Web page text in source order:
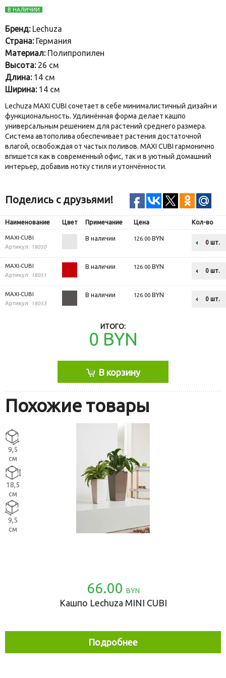
В НАЛИЧИИ
Бренд:Lechuza
Страна:Германия
Материал:Полипропилен
Высота:26 см
Длина:14 см
Ширина:14 см
Lechuza MAXI CUBI сочетает в себе минималистичный дизайн и
функциональность. Удлинённая форма делает кашпо
универсальным решением для растений среднего размера.
Система автополива обеспечивает растения достаточной
влагой, освобождая от частых поливов. MAXI CUBI гармонично
впишется как в современный офис, так и в уютный домашний
интерьер, добавив нотку стиля и утончённости.
Поделись с друзьями!
Наименование Цвет Примечание Цена Кол-во
MAXI-CUBI
Артикул: 18050
В наличии 126.00 BYN
шт.
MAXI-CUBI
Артикул: 18051
В наличии 126.00 BYN
шт.
MAXI-CUBI
Артикул: 18053
В наличии 126.00 BYN
шт.
ИТОГО:
0 BYN
В корзину
Похожие товары
9,5
см
18,5
см
9,5
см
66.00 BYN
Кашпо Lechuza MINI CUBI
Подробнее